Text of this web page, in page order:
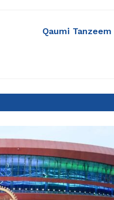
Qaumi Tanzeem